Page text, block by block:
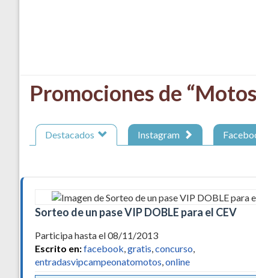
Promociones de
Destacados Instagram
Sorteo de un pase VIP DOBLE para el CEV
Participa hasta el 08/11/2013
Escrito en:facebook,gratis,concurso,
entradasvipcampeonatomotos,online